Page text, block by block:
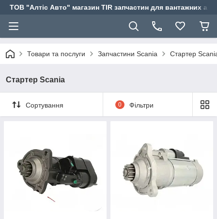
ТОВ "Алтіс Авто" магазин TIR запчастин для вантажних
Товари та послуги Запчастини Scania Стартер
Стартер Scania
Сортування 0 Фільтри